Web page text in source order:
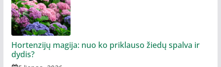
Hortenzijų magija: nuo ko priklauso žiedų spalva ir
dydis?